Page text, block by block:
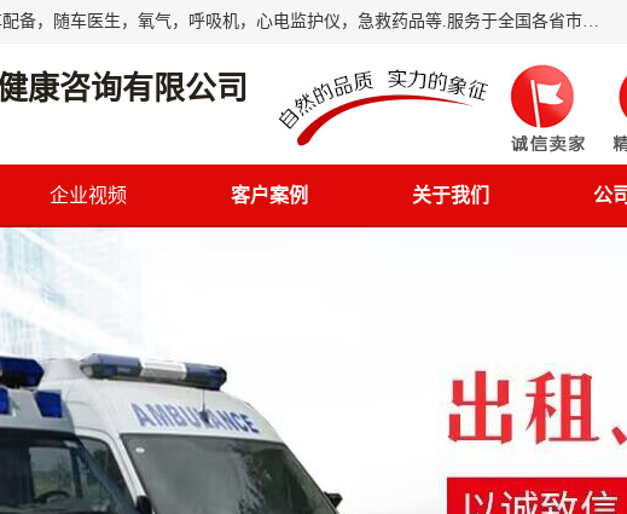
筋斗云鲲鹏(北京)健康咨询有限公司专业于救护车配备，随车医生，氧气，呼吸机，心电监护仪，急救药品等.服务于全国各省市之间伤病员和病愈者及家属的往返接送，及其他需要救护车特需服务的各项业务；承接各种会议、比赛、影视拍摄等所需的救护车服务；承接跨各省市救护*、救护车送病人到机场和火车站等各个指定区域。
康咨询有限公司
企业视频 客户案例 关于我们 公